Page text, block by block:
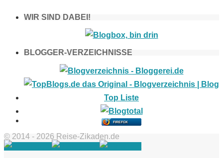
WIR SIND DABEI!
BLOGGER-VERZEICHNISSE
FIREFOX
© 2014 - 2026 Reise-Zikaden.de